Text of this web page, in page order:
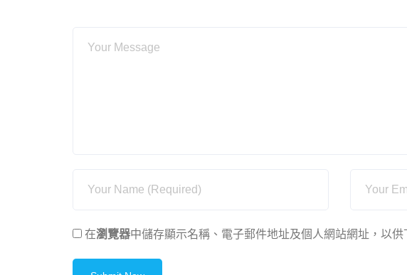
在瀏覽器中儲存顯示名稱、電子郵件地址及個人網站網址，以供